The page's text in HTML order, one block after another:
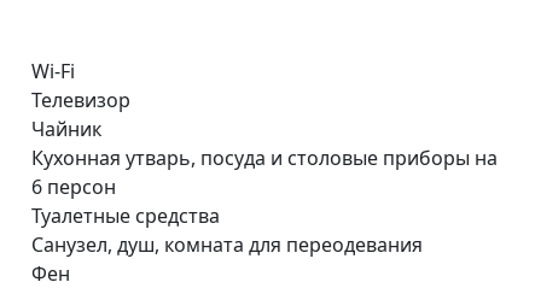
Wi-Fi
Телевизор
Чайник
Кухонная утварь, посуда и столовые приборы на
6 персон
Туалетные средства
Санузел, душ, комната для переодевания
Фен